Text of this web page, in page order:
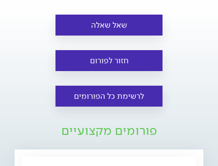
שאל שאלה
חזור לפורום
לרשימת כל הפורומים
פורומים מקצועיים